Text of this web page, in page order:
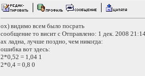
ох) видимо всем было посрать
сообщение то висит с Отправлено: 1 дек. 2008
ах ладна, лучше поздно, чем никогда:
ошибка вот здесь:
2*0,52 = 1,04 1
2*0,4 = 0,8 0